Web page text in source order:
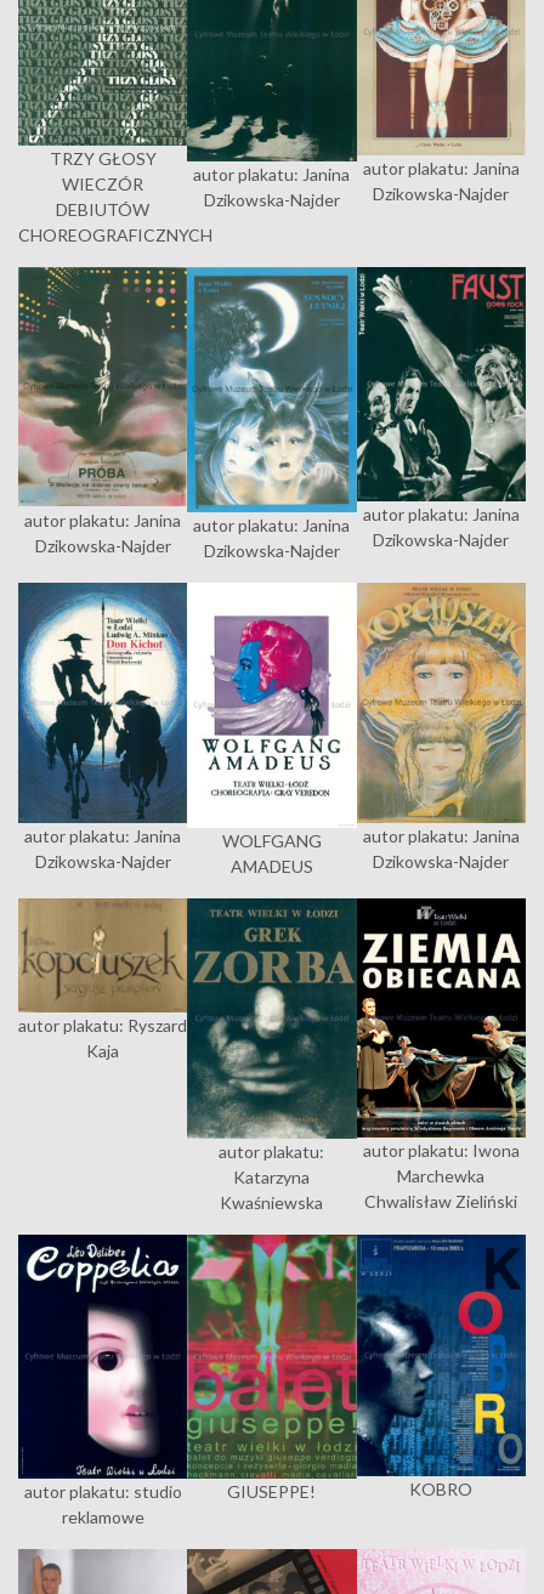
TRZY GŁOSY
WIECZÓR
DEBIUTÓW
CHOREOGRAFICZNYCH
autor plakatu: Janina
Dzikowska-Najder
autor plakatu: Janina
Dzikowska-Najder
autor plakatu: Janina
Dzikowska-Najder
autor plakatu: Janina
Dzikowska-Najder
autor plakatu: Janina
Dzikowska-Najder
autor plakatu: Janina
Dzikowska-Najder
WOLFGANG
AMADEUS
autor plakatu: Janina
Dzikowska-Najder
autor plakatu: Ryszard
Kaja
autor plakatu:
Katarzyna
Kwaśniewska
autor plakatu: Iwona
Marchewka
Chwalisław Zieliński
autor plakatu: studio
reklamowe
GIUSEPPE! KOBRO